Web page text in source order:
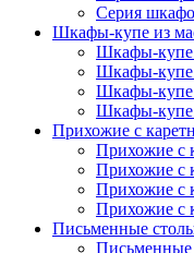
Серия
Шкафы-купе из
Шкафы-купе
Шкафы-купе
Шкафы-купе
Шкафы-купе
Прихожие с
Прихожие с
Прихожие с
Прихожие с
Прихожие с
Письменные
Письменные